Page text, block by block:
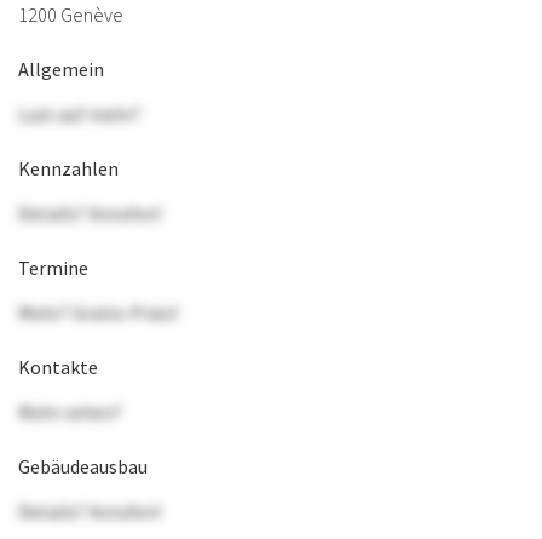
1200 Genève
Allgemein
Lust auf mehr?
Kennzahlen
Details? Anrufen!
Termine
Mehr? Gratis-Präsi!
Kontakte
Mehr sehen?
Gebäudeausbau
Details? Anrufen!